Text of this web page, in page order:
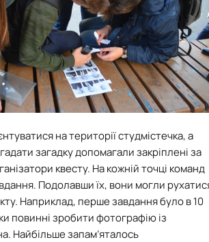
на територіїстудмістечка, а
загадку допомагали закріплені за
квесту. На кожній точці команд
Подолавши їх, вони могли
Наприклад, перше завдання було в 10
повинні зробити фотографію із
Найбільше запам’яталось